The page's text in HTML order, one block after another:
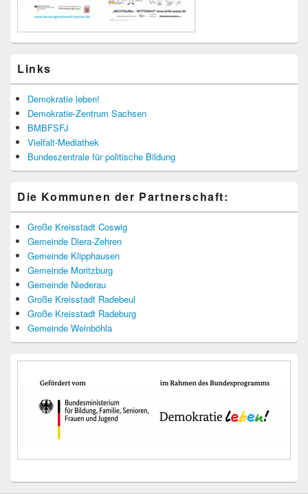
Links
Demokratie leben!
Demokratie-Zentrum Sachsen
BMBFSFJ
Vielfalt-Mediathek
Bundeszentrale für politische Bildung
Die Kommunen der Partnerschaft:
Große Kreisstadt Coswig
Gemeinde Diera-Zehren
Gemeinde Klipphausen
Gemeinde Moritzburg
Gemeinde Niederau
Große Kreisstadt Radebeul
Große Kreisstadt Radeburg
Gemeinde Weinböhla